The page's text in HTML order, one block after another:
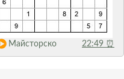
Майсторско 22:49 ⏰